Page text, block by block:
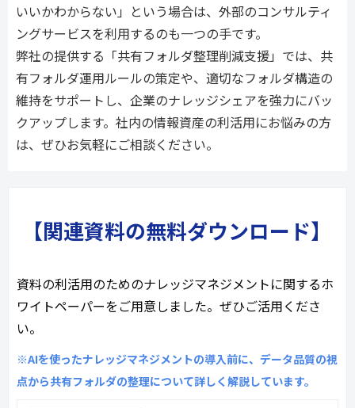
いいかわからない」という場合は、外部のコンサルティ
ングサービスを利用するのも一つの手です。
弊社の提供する「共有フォルダ整理削減支援」では、共
有フォルダ運用ルールの策定や、適切なフォルダ構造の
維持をサポートし、企業のナレッジシェアを強力にバッ
クアップします。社内の情報資産の利活用にお悩みの方
は、ぜひお気軽にご相談ください。
【関連資料の無料ダウンロード】
資料の利活用のためのナレッジマネジメントに関するホ
ワイトペーパーをご用意しました。ぜひご活用くださ
い。
※AIを使ったナレッジマネジメントの導入前に、データ品質の視
点から共有フォルダの整理について詳しく解説しています。